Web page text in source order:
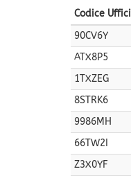
Codice
90CV6Y
ATX8P5
1TXZEG
8STRK6
9986MH
66TW2I
Z3X0YF